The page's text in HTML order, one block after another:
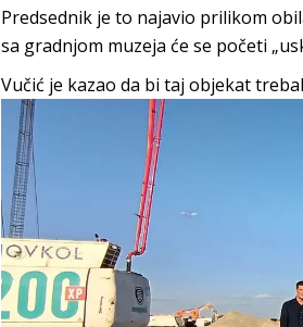
Predsednik je to najavio prilikom
sa gradnjom muzeja će se početi
Vučić je kazao da bi taj objekat